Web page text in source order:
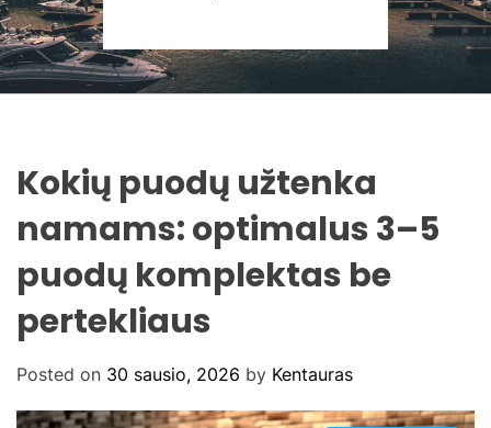
n
t
e
Kokių puodų užtenka
namams: optimalus 3–5
puodų komplektas be
pertekliaus
Posted on 30 sausio, 2026 by Kentauras